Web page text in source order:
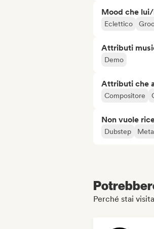
Mood che
Eclettico
Attributi
Demo
Attributi che
Compositore
Non vuole
Dubstep
Perché stai